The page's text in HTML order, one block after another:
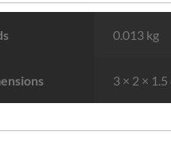
0.013 kg
3 × 2 × 1.5